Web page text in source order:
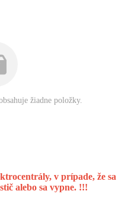
žiadne položky.
v prípade, že sa
alebo sa vypne. !!!